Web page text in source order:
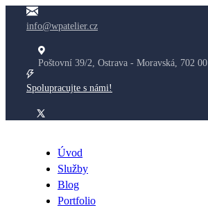
info@wpatelier.cz
Poštovní 39/2, Ostrava - Moravská, 702 00
Spolupracujte s námi!
Úvod
Služby
Blog
Portfolio